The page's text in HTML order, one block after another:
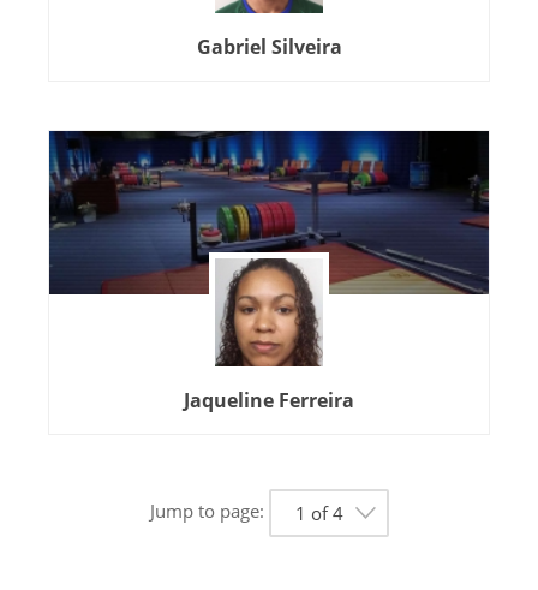
Gabriel Silveira
Jaqueline Ferreira
Jump to page: 1 of 4